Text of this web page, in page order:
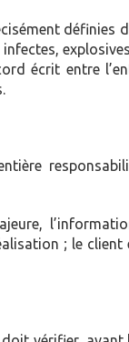
définies
écrit entre
; le